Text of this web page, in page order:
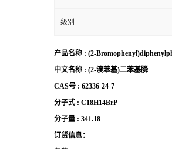
级别
产品名称 : (2-
中文名称 : (2-溴苯基)二苯基膦
CAS号 : 62336-24-7
分子式 : C18H14BrP
分子量 : 341.18
订货信息：